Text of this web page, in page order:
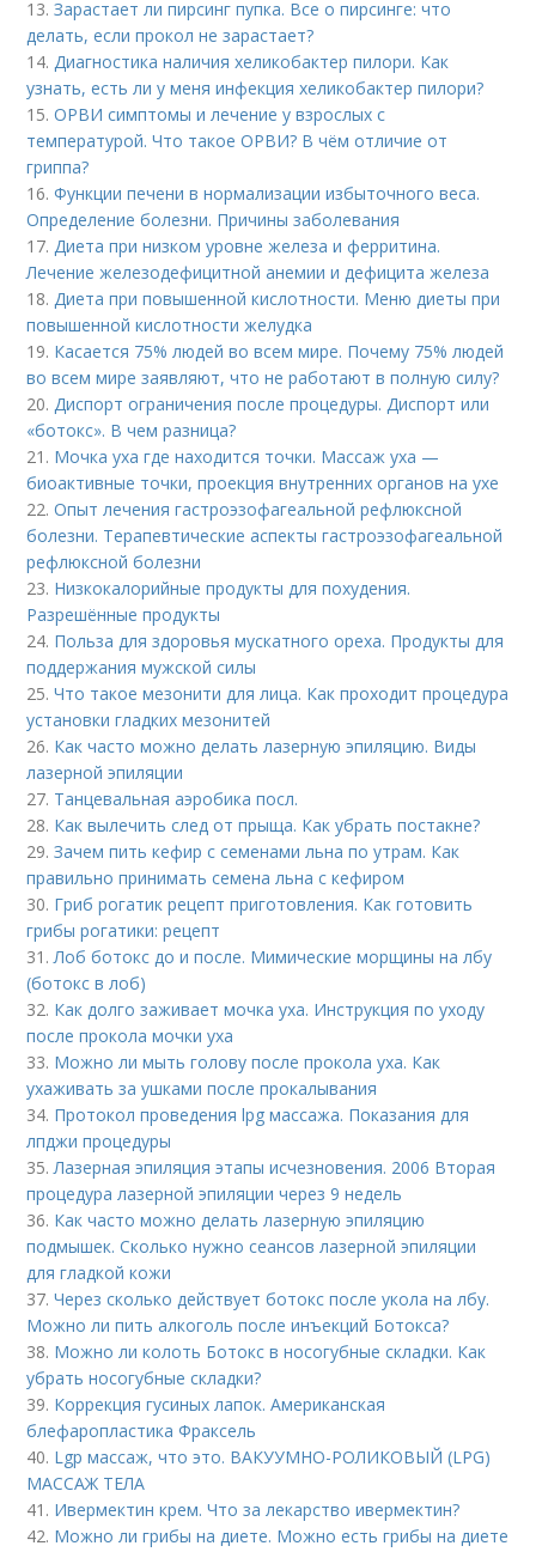
13.Зарастает ли пирсинг пупка. Все о пирсинге: что
делать, если прокол не зарастает?
14.Диагностика наличия хеликобактер пилори. Как
узнать, есть ли у меня инфекция хеликобактер пилори?
15.ОРВИ симптомы и лечение у взрослых с
температурой. Что такое ОРВИ? В чём отличие от
гриппа?
16.Функции печени в нормализации избыточного веса.
Определение болезни. Причины заболевания
17.Диета при низком уровне железа и ферритина.
Лечение железодефицитной анемии и дефицита железа
18.Диета при повышенной кислотности. Меню диеты при
повышенной кислотности желудка
19. Касается 75% людей во всем мире. Почему 75% людей
во всем мире заявляют, что не работают в полную силу?
20.Диспорт ограничения после процедуры. Диспорт или
«ботокс». В чем разница?
21. Мочка уха где находится точки. Массаж уха —
биоактивные точки, проекция внутренних органов на ухе
22.Опыт лечения гастроэзофагеальной рефлюксной
болезни. Терапевтические аспекты гастроэзофагеальной
рефлюксной болезни
23. Низкокалорийные продукты для похудения.
Разрешённые продукты
24. Польза для здоровья мускатного ореха. Продукты для
поддержания мужской силы
25.Что такое мезонити для лица. Как проходит процедура
установки гладких мезонитей
26. Как часто можно делать лазерную эпиляцию. Виды
лазерной эпиляции
27. Танцевальная аэробика посл.
28. Как вылечить след от прыща. Как убрать постакне?
29.Зачем пить кефир с семенами льна по утрам. Как
правильно принимать семена льна с кефиром
30. Гриб рогатик рецепт приготовления. Как готовить
грибы рогатики: рецепт
31.Лоб ботокс до и после. Мимические морщины на лбу
(ботокс в лоб)
32. Как долго заживает мочка уха. Инструкция по уходу
после прокола мочки уха
33. Можно ли мыть голову после прокола уха. Как
ухаживать за ушками после прокалывания
34. Протокол проведения lpg массажа. Показания для
лпджи процедуры
35.Лазерная эпиляция этапы исчезновения. 2006 Вторая
процедура лазерной эпиляции через 9 недель
36. Как часто можно делать лазерную эпиляцию
подмышек. Сколько нужно сеансов лазерной эпиляции
для гладкой кожи
37.Через сколько действует ботокс после укола на лбу.
Можно ли пить алкоголь после инъекций Ботокса?
38. Можно ли колоть Ботокс в носогубные складки. Как
убрать носогубные складки?
39. Коррекция гусиных лапок. Американская
блефаропластика Фраксель
40. Lgp массаж, что это. ВАКУУМНО-РОЛИКОВЫЙ (LPG)
МАССАЖ ТЕЛА
41. Ивермектин крем. Что за лекарство ивермектин?
42. Можно ли грибы на диете. Можно есть грибы на диете